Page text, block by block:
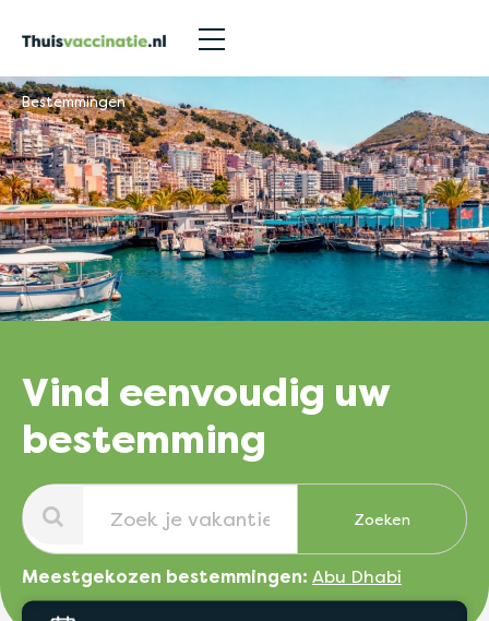
Bestemmingen
Vind eenvoudig uw
bestemming
Search
for:
Meestgekozen bestemmingen: Abu Dhabi